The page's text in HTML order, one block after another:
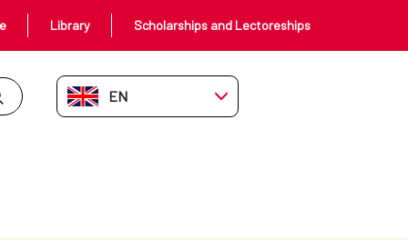
Library Scholarships and Lectoreships
EN-GB